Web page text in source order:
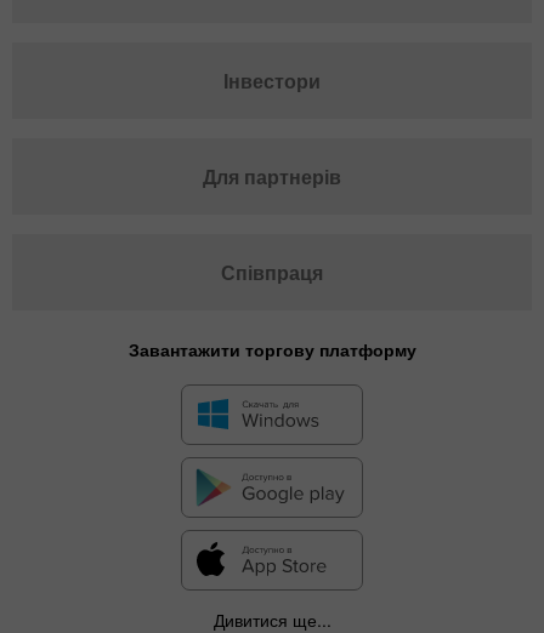
Інвестори
Для партнерів
Співпраця
Завантажити торгову платформу
Дивитися ще...